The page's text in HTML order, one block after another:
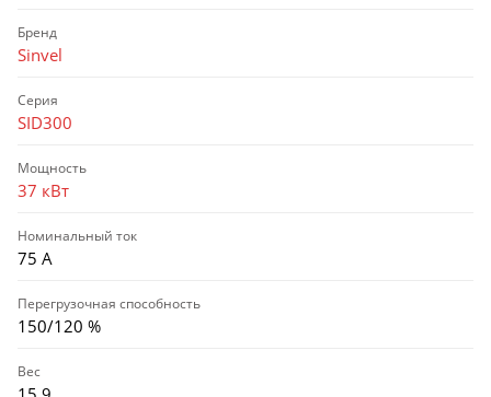
Бренд
Sinvel
Серия
SID300
Мощность
37 кВт
Номинальный ток
75 А
Перегрузочная способность
150/120 %
Вес